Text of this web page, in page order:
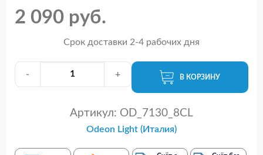
2 090 руб.
Срок доставки 2-4 рабочих дня
- + В КОРЗИНУ
Артикул: OD_7130_8CL
Odeon Light (Италия)